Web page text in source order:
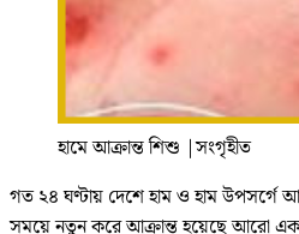
হামে আক্রান্ত শিশু |সংগৃহীত
গত ২৪ ঘণ্টায় দেশে হাম ও হাম উপসর্গে
সময়ে নতুন করে আক্রান্ত হয়েছে আরো